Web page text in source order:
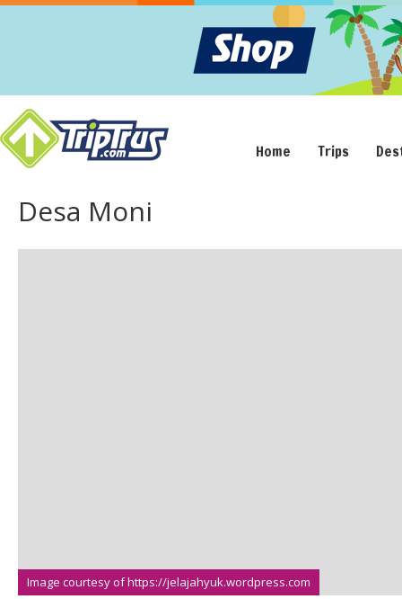
Home Trips
Desa Moni
Image courtesy of https://jelajahyuk.wordpress.com